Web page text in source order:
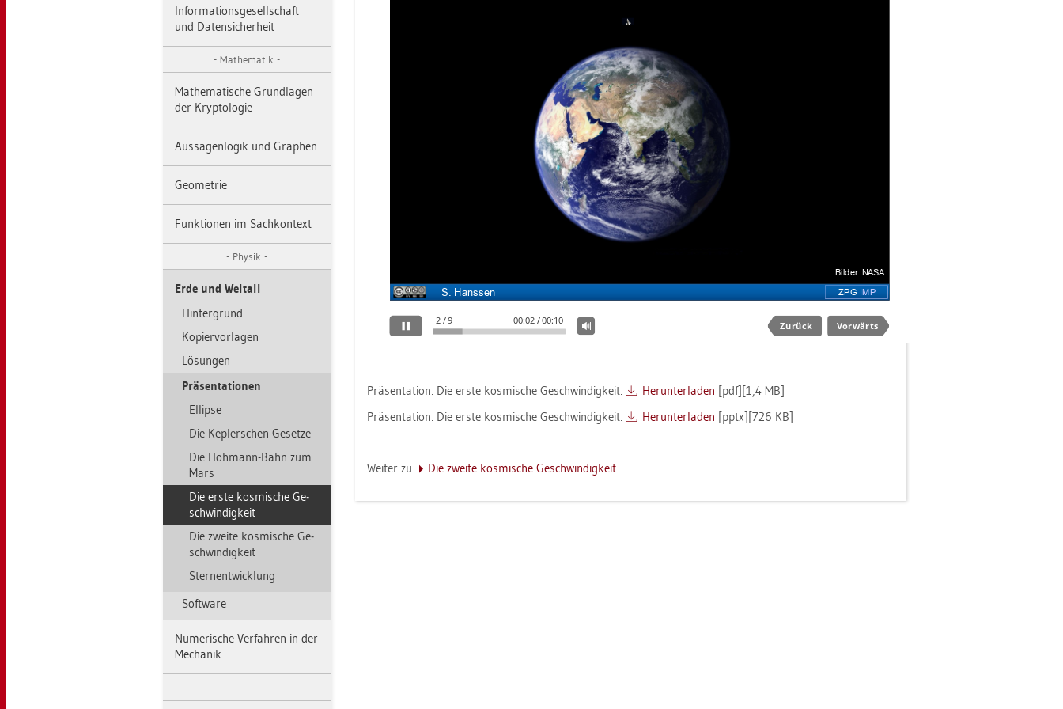
In­for­ma­ti­ons­ge­sell­schaft
und Da­ten­si­cher­heit
Ma­the­ma­tik
Ma­the­ma­ti­sche Grund­la­gen
der Kryp­to­lo­gie
Aus­sa­gen­lo­gik und Gra­phen
Geo­me­trie
Funk­tio­nen im Sach­kon­text
Phy­sik
Erde und Welt­all
Hin­ter­grund
Ko­pier­vor­la­gen
Lö­sun­gen
Prä­sen­ta­tio­nen
El­lip­se
Die Kep­ler­schen Ge­set­ze
Die Hoh­mann-Bahn zum
Mars
Die erste kos­mi­sche Ge­
schwin­dig­keit
Die zwei­te kos­mi­sche Ge­
schwin­dig­keit
Stern­ent­wick­lung
Soft­ware
Nu­me­ri­sche Ver­fah­ren in der
Me­cha­nik
Prä­sen­ta­ti­on: Die erste kos­mi­sche Ge­schwin­dig­keit: Her­un­ter­la­den [pdf][1,4 MB]
Prä­sen­ta­ti­on: Die erste kos­mi­sche Ge­schwin­dig­keit:
Her­un­ter­la­den [pptx][726 KB]
Wei­ter zu Die zwei­te kos­mi­sche Ge­schwin­dig­keit